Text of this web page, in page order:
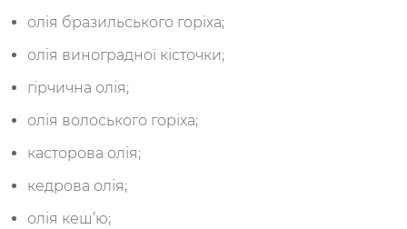
олія бразильського горіха;
олія виноградної кісточки;
гірчична олія;
олія волоського горіха;
касторова олія;
кедрова олія;
олія кеш’ю;